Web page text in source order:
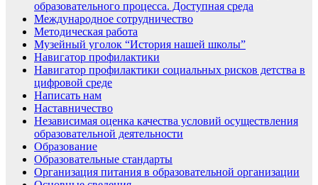
образовательного процесса. Доступная среда
Международное сотрудничество
Методическая работа
Музейный уголок “История нашей школы”
Навигатор профилактики
Навигатор профилактики социальных рисков детства в
цифровой среде
Написать нам
Наставничество
Независимая оценка качества условий осуществления
образовательной деятельности
Образование
Образовательные стандарты
Организация питания в образовательной организации